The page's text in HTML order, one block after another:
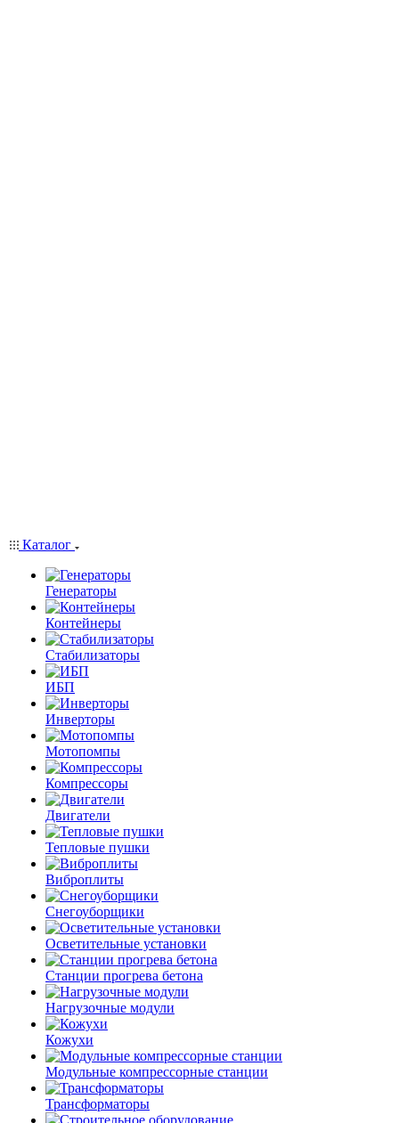
Каталог
Генераторы
Контейнеры
Стабилизаторы
ИБП
Инверторы
Мотопомпы
Компрессоры
Двигатели
Тепловые пушки
Виброплиты
Снегоуборщики
Осветительные установки
Станции прогрева бетона
Нагрузочные модули
Кожухи
Модульные компрессорные станции
Трансформаторы